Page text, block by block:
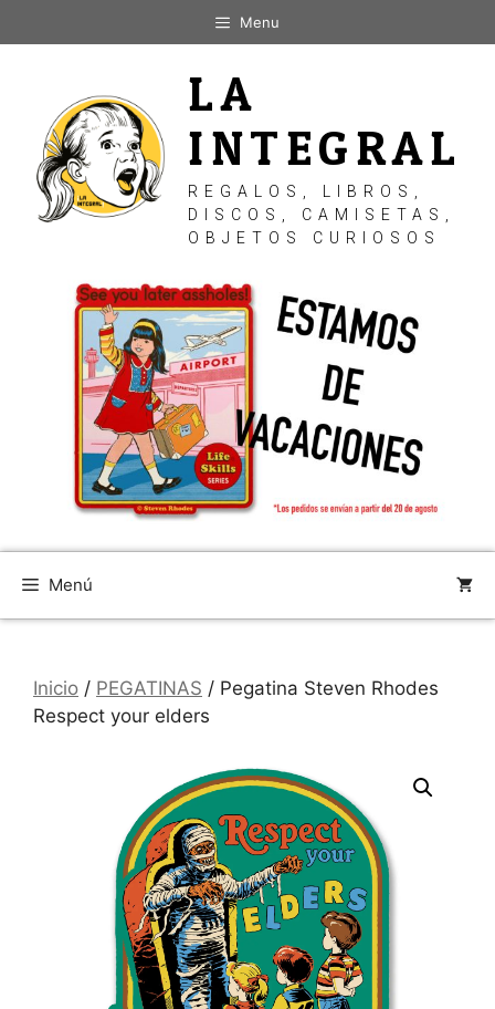
al
Menu
LA
INTEGRAL
REGALOS, LIBROS,
DISCOS, CAMISETAS,
OBJETOS CURIOSOS
Menú
Inicio / PEGATINAS / Pegatina Steven Rhodes
Respect your elders